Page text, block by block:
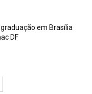
em Brasília
DF